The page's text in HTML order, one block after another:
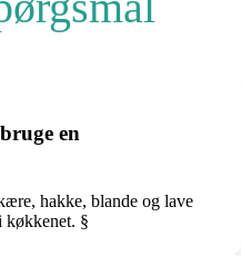
en
hakke, blande og lave
§